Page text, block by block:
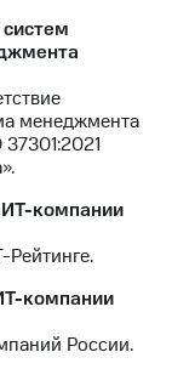
менеджмента
ИТ-компании
компании
России.